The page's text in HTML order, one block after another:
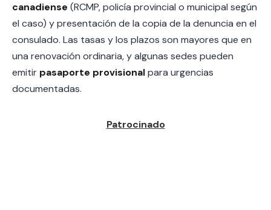
canadiense (RCMP, policía provincial o municipal según
el caso) y presentación de la copia de la denuncia en el
consulado. Las tasas y los plazos son mayores que en
una renovación ordinaria, y algunas sedes pueden
emitir pasaporte provisionalpara urgencias
documentadas.